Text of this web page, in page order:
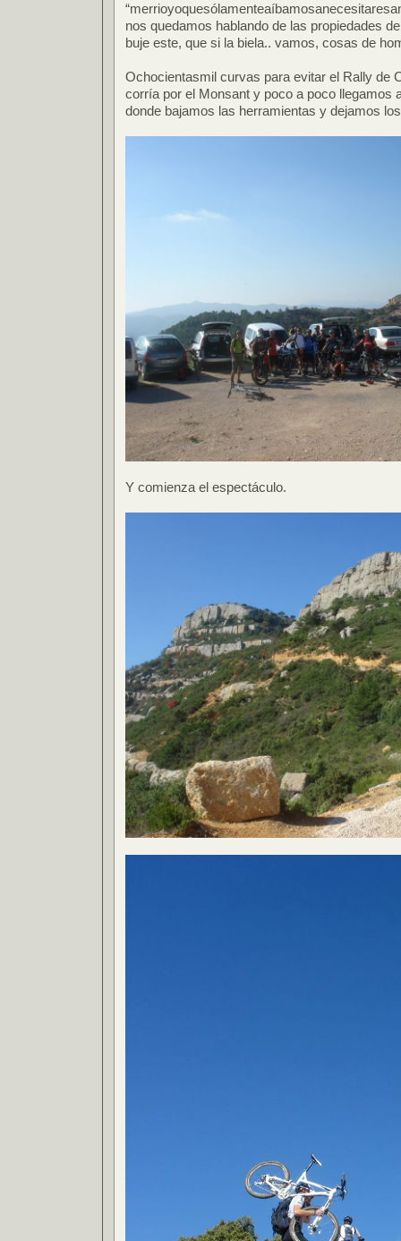
nos quedamos hablando de las propiedades
buje este, que si la biela.. vamos, cosas de
Ochocientasmil curvas para evitar el Rally de
corría por el Monsant y poco a poco llegamos
donde bajamos las herramientas y dejamos
Y comienza el espectáculo.